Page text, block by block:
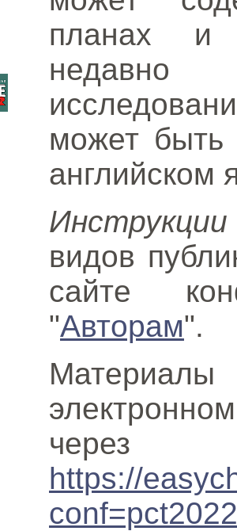
планах и
недавно
может быть
английском
видов
сайте
"Авторам".
через
https://
conf=pct2022